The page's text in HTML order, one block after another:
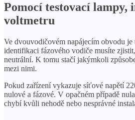
Pomocí testovací lampy,
voltmetru
Ve dvouvodičovém napájecím obvodu je
identifikaci fázového vodiče musíte
neutrální. K tomu stačí jakýmkoli
mezi nimi.
Pokud zařízení vykazuje síťové napětí
nulové a fázové. V opačném případě
chybí kvůli nehodě nebo nesprávné